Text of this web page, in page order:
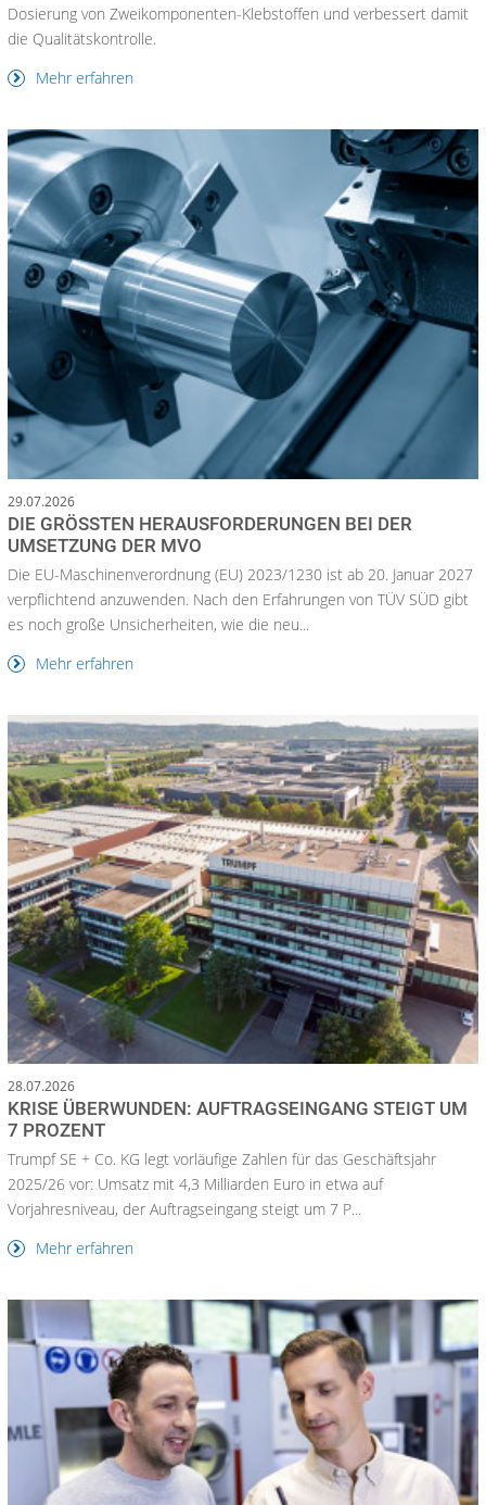
Dosierung von Zweikomponenten-Klebstoffen und verbessert damit
die Qualitätskontrolle.
Mehr erfahren
29.07.2026
DIE GRÖSSTEN HERAUSFORDERUNGEN BEI DER U
MSETZUNG DER MVO
Die EU-Maschinenverordnung (EU) 2023/1230 ist ab 20. Januar 2027
verpflichtend anzuwenden. Nach den Erfahrungen von TÜV SÜD gibt
es noch große Unsicherheiten, wie die neu...
Mehr erfahren
28.07.2026
KRISE ÜBERWUNDEN: AUFTRAGSEINGANG STEIGT UM
7 PROZENT
Trumpf SE + Co. KG legt vorläufige Zahlen für das Geschäftsjahr
2025/26 vor: Umsatz mit 4,3 Milliarden Euro in etwa auf
Vorjahresniveau, der Auftragseingang steigt um 7 P...
Mehr erfahren